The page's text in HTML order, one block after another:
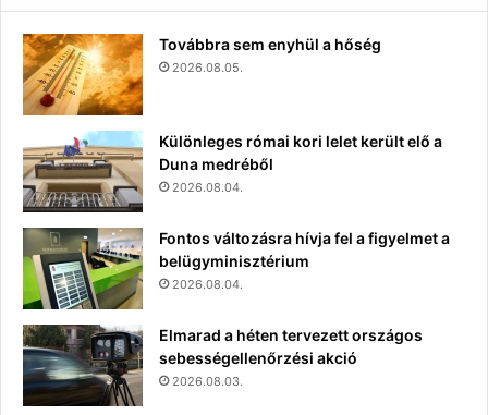
Továbbra sem enyhül a hőség
2026.08.05.
Különleges római kori lelet került elő a
Duna medréből
2026.08.04.
Fontos változásra hívja fel a figyelmet a
belügyminisztérium
2026.08.04.
Elmarad a héten tervezett országos
sebességellenőrzési akció
2026.08.03.